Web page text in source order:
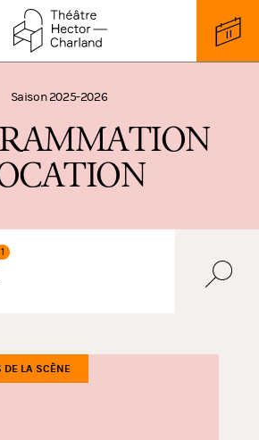
Saison 2025-2026
AMMATION
CATION
1
DE LA SCÈNE